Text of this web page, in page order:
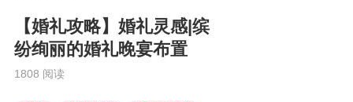
【婚礼攻略】婚礼灵感|缤
纷绚丽的婚礼晚宴布置
1808 阅读